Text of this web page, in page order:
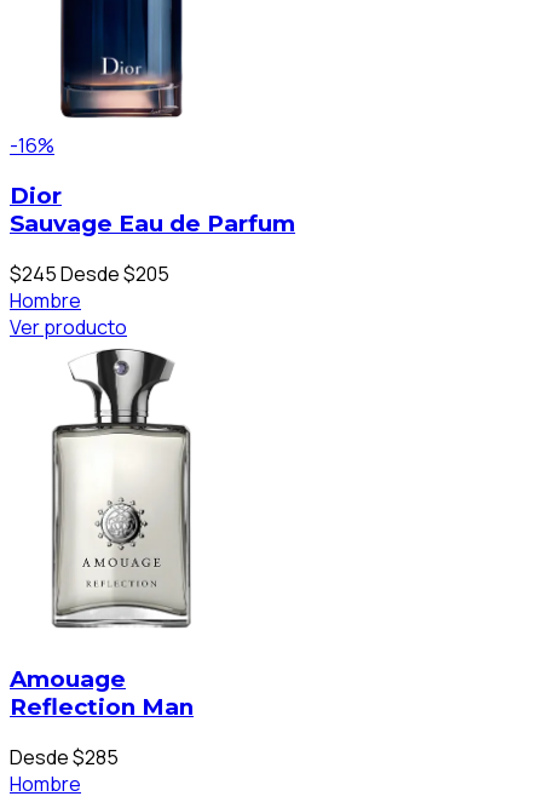
-16%
Dior
Sauvage Eau de Parfum
$245Desde $205
Hombre
Ver producto
Amouage
Reflection Man
Desde $285
Hombre